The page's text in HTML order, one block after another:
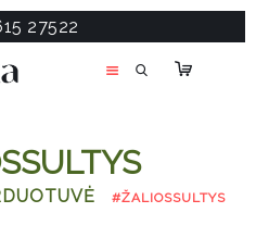
27522
#ŽALIOSSULTYS